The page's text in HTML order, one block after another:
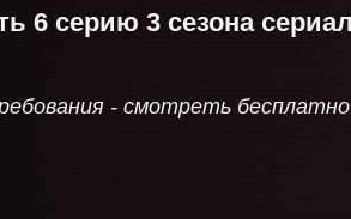
6 серию 3 сезона
- смотреть бесплатно